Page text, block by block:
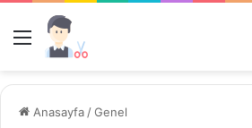
Menü
Anasayfa /Genel